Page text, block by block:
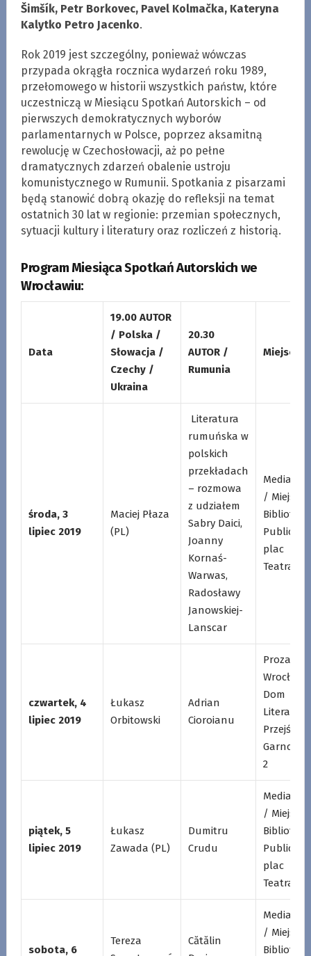
Šimšík, Petr Borkovec, Pavel Kolmačka, Kateryna
Kalytko Petro Jacenko.
Rok 2019 jest szczególny, ponieważ wówczas
przypada okrągła rocznica wydarzeń roku 1989,
przełomowego w historii wszystkich państw, które
uczestniczą w Miesiącu Spotkań Autorskich – od
pierwszych demokratycznych wyborów
parlamentarnych w Polsce, poprzez aksamitną
rewolucję w Czechosłowacji, aż po pełne
dramatycznych zdarzeń obalenie ustroju
komunistycznego w Rumunii. Spotkania z pisarzami
będą stanowić dobrą okazję do refleksji na temat
ostatnich 30 lat w regionie: przemian społecznych,
sytuacji kultury i literatury oraz rozliczeń z historią.
Program Miesiąca Spotkań Autorskich we
Wrocławiu:
Data
19.00 AUTOR
/ Polska /
Słowacja /
Czechy /
Ukraina
20.30
AUTOR /
Rumunia
Miejsce
środa, 3
lipiec 2019
Maciej Płaza
(PL)
Literatura
rumuńska w
polskich
przekładach
– rozmowa
z udziałem
Sabry Daici,
Joanny
Kornaś-
Warwas,
Radosławy
Janowskiej-
Lanscar
/ Miejska
Biblioteka
plac
Teatralny
czwartek, 4
lipiec 2019
Łukasz
Orbitowski
Adrian
Cioroianu
Proza /
Dom
Przejście
2
piątek, 5
lipiec 2019
Łukasz
Zawada (PL)
Dumitru
Crudu
/ Miejska
Biblioteka
plac
Teatralny
sobota, 6
Tereza
Cătălin
/ Miejska
Biblioteka